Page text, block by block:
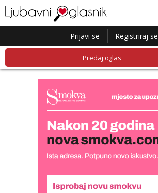
Prijavi se Registriraj se
Predaj oglas